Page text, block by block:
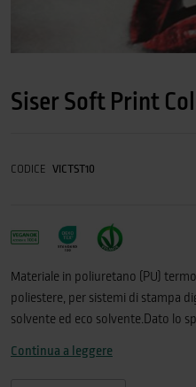
Siser Soft Print
CODICE VICTST10
Materiale in poliuretano (PU)
poliestere, per sistemi di stampa
solvente ed eco solvente.Dato lo
versione Matt e Vivid.Conforme
Continua a leggere